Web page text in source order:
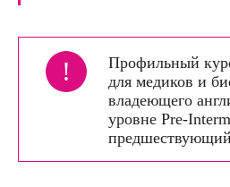
!
Профильный
для медиков и
владеющего
уровне Pre-